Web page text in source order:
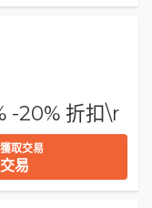
-20% 折扣\r
獲取交易
交易